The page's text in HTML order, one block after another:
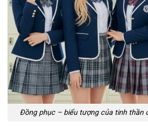
Đồng phục – biểu tượng của tinh thần